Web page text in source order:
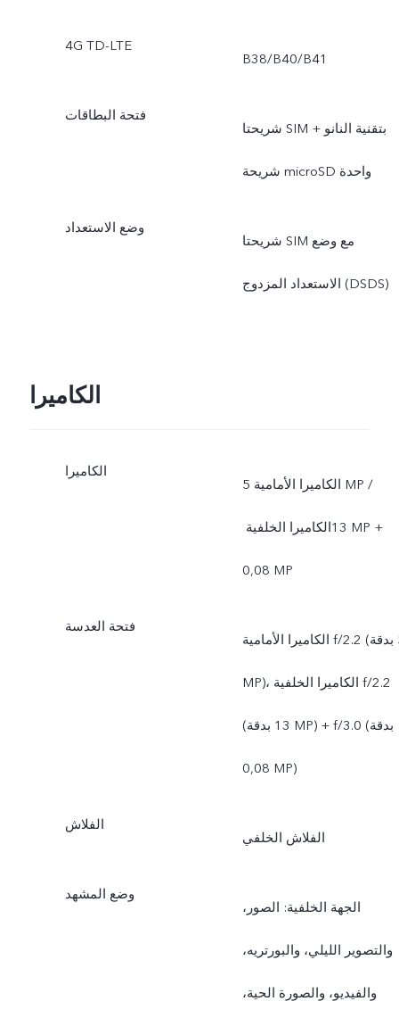
4G TD-LTE
B38/B40/B41
فتحة البطاقات
شريحتا SIM بتقنية النانو +
شريحة microSD واحدة
وضع الاستعداد
شريحتا SIM مع وضع
الاستعداد المزدوج (DSDS)
الكاميرا
الكاميرا
الكاميرا الأمامية 5‎ MP /
الكاميرا الخلفية ‏‎13 MP +
‏0,08‎ MP
فتحة العدسة
الكاميرا الأمامية f/2.2 (بدقة ‎5
MP)، الكاميرا الخلفية f/2.2
(بدقة ‎13 MP) + f/3.0 ‏(بدقة
0,08‎ MP)
الفلاش
الفلاش الخلفي
وضع المشهد
الجهة الخلفية: الصور،
والتصوير الليلي، والبورتريه،
والفيديو، والصورة الحية،